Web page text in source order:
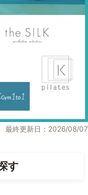
最終更新日：2026/08/07
す